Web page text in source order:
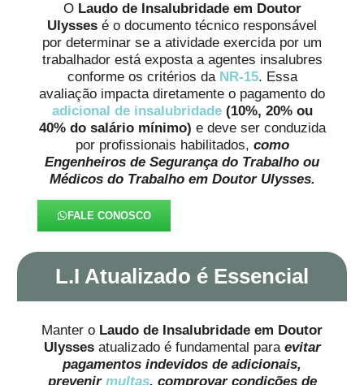
O Laudo de Insalubridade em Doutor
Ulysses é o documento técnico responsável
por determinar se a atividade exercida por um
trabalhador está exposta a agentes insalubres
conforme os critérios da NR-15. Essa
avaliação impacta diretamente o pagamento do
adicional de insalubridade (10%, 20% ou
40% do salário mínimo) e deve ser conduzida
por profissionais habilitados, como
Engenheiros de Segurança do Trabalho ou
Médicos do Trabalho em Doutor Ulysses.
FALE CONOSCO
L.I Atualizado é Essencial
Manter o Laudo de Insalubridade em Doutor
Ulyssesatualizado é fundamental para evitar
pagamentos indevidos de adicionais,
prevenir multas, comprovar condições de